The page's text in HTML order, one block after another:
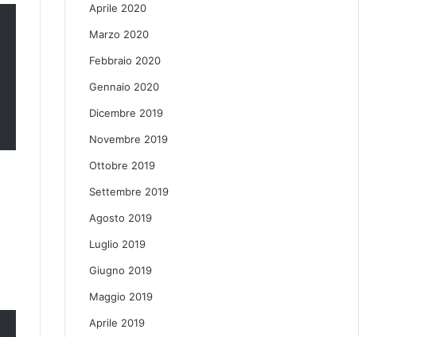
Aprile 2020
Marzo 2020
Febbraio 2020
Gennaio 2020
Dicembre 2019
Novembre 2019
Ottobre 2019
Settembre 2019
Agosto 2019
Luglio 2019
Giugno 2019
Maggio 2019
Aprile 2019